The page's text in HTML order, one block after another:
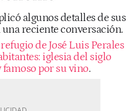
algunos detalles de sus
reciente conversación.
de José Luis Perales
iglesia del siglo
por su vino.